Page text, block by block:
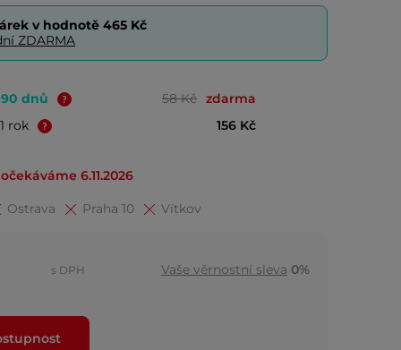
v hodnotě 465 Kč
ZDARMA
dnů 58 Kč zdarma
rok
156 Kč
6.11.2026
Ostrava Praha 10 Vítkov
s DPH Vaše věrnostní sleva 0%